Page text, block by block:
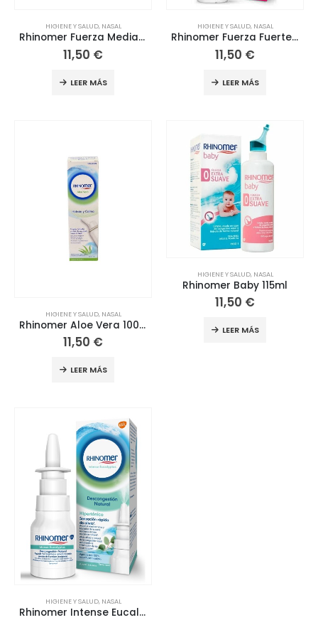
HIGIENE Y SALUD, NASAL
Rhinomer Fuerza Media 2
11,50 €
LEER MÁS
HIGIENE Y SALUD, NASAL
Rhinomer Fuerza Fuerte 3
11,50 €
LEER MÁS
HIGIENE Y SALUD, NASAL
Rhinomer Aloe Vera 100ml
11,50 €
LEER MÁS
HIGIENE Y SALUD, NASAL
Rhinomer Baby 115ml
11,50 €
LEER MÁS
HIGIENE Y SALUD, NASAL
Rhinomer Intense Eucalyptus 20ml